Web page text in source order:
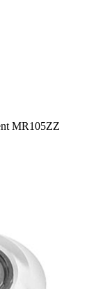
MR105ZZ